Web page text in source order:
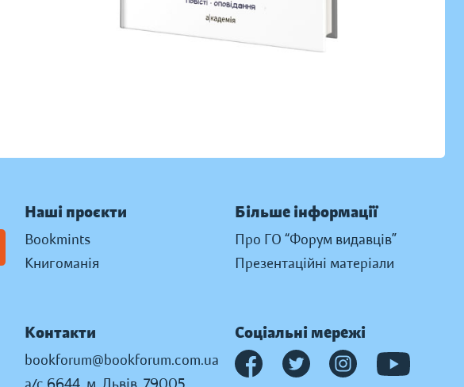
Наші проєкти
Bookmints
Книгоманія
Більше інформації
Про ГО “Форум видавців”
Презентаційні матеріали
Контакти
bookforum@bookforum.com.ua
Соціальні мережі